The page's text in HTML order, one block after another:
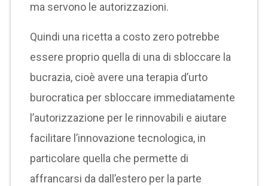
ma servono le autorizzazioni.
Quindi una ricetta a costo zero potrebbe
essere proprio quella di una di sbloccare la
bucrazia, cioè avere una terapia d’urto
burocratica per sbloccare immediatamente
l’autorizzazione per le rinnovabili e aiutare
facilitare l’innovazione tecnologica, in
particolare quella che permette di
affrancarsi da dall’estero per la parte